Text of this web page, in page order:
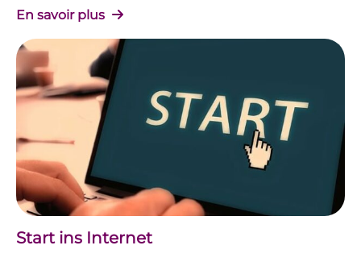
En savoir plus
Start ins Internet